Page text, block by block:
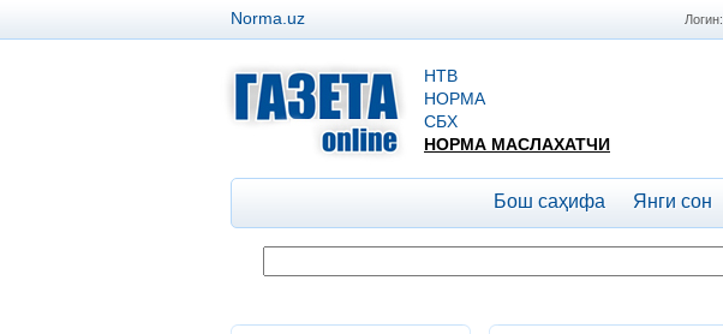
Логин:
Norma.uz
НТВ
НОРМА
СБХ
НОРМА МАСЛАХАТЧИ
Бош саҳифа Янги сон